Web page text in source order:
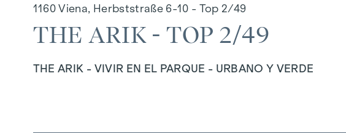
1160 Viena, Herbststraße 6-10 - Top 2/49
THE ARIK - TOP 2/49
THE ARIK - VIVIR EN EL PARQUE - URBANO Y VERDE